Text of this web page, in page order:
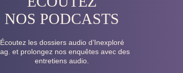
NOS PODCASTS
Écoutez les dossiers audio d’Inexploré
et prolongez nos enquêtes avec des
entretiens audio.